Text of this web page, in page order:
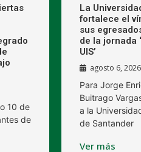
10 de
de
La
fortalece el
sus
de la jornada
UIS’
agosto 6, 2026
Para Jorge
Buitrago
a la
de Santander
Ver más